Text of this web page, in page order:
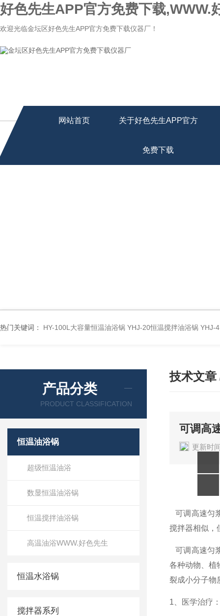
好色先生APP官方免费下载,WWW.
欢迎光临金坛区好色先生APP官方免费下载仪器厂！
网站首页 关于好色先生APP官方
免费下载
热门关键词： HY-100L大容量恒温油浴锅 YHJ-20恒温搅拌油浴锅 YHJ-
产品分类
PRODUCT CLASSIFICATION
恒温油浴锅
超级恒温油浴
数显恒温油浴锅
恒温搅拌油浴锅
高温油浴WWW.好色先生
恒温水浴锅
搅拌器系列
技术文章
可调高
更新时
可调高速匀
搅拌器相似
可调高速匀浆
各种动物
裂成小分子物
1 、医学治